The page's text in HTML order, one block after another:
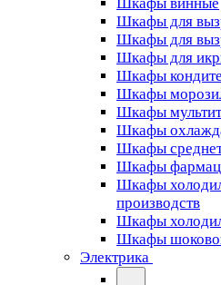
Шкафы для
Шкафы для
Шкафы для
Шкафы
Шкафы
Шкафы
Шкафы
Шкафы
Шкафы
Шкафы
производств
Шкафы
Шкафы
Электрика